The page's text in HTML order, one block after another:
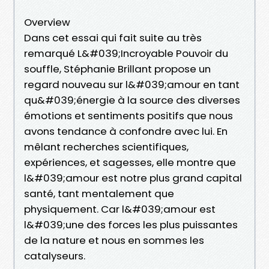
Overview
Dans cet essai qui fait suite au très
remarqué L&#039;Incroyable Pouvoir du
souffle, Stéphanie Brillant propose un
regard nouveau sur l&#039;amour en tant
qu&#039;énergie à la source des diverses
émotions et sentiments positifs que nous
avons tendance à confondre avec lui. En
mêlant recherches scientifiques,
expériences, et sagesses, elle montre que
l&#039;amour est notre plus grand capital
santé, tant mentalement que
physiquement. Car l&#039;amour est
l&#039;une des forces les plus puissantes
de la nature et nous en sommes les
catalyseurs.